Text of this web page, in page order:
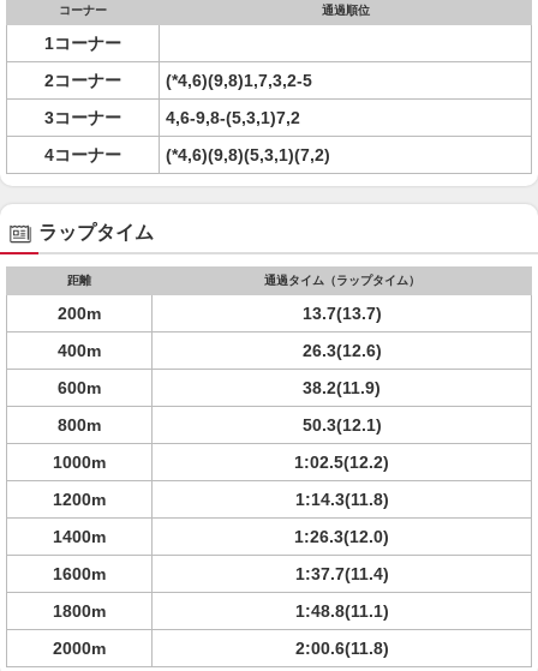
コーナー 通過順位
1コーナー
2コーナー
(*4,6)(9,8)1,7,3,2-5
3コーナー
4,6-9,8-(5,3,1)7,2
4コーナー
(*4,6)(9,8)(5,3,1)(7,2)
ラップタイム
距離 通過タイム（ラップタイム）
200m
13.7(13.7)
400m
26.3(12.6)
600m
38.2(11.9)
800m
50.3(12.1)
1000m
1:02.5(12.2)
1200m
1:14.3(11.8)
1400m
1:26.3(12.0)
1600m
1:37.7(11.4)
1800m
1:48.8(11.1)
2000m
2:00.6(11.8)